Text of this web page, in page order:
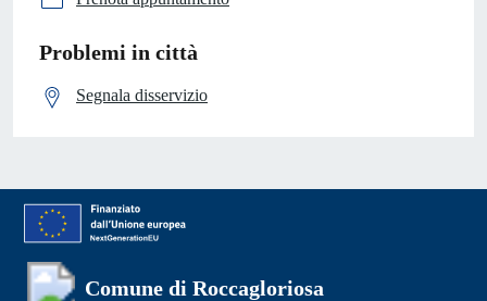
Problemi in città
Segnala disservizio
Comune di Roccagloriosa